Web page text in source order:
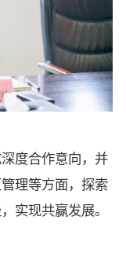
度合作意向，并
理等方面，探索
实现共赢发展。